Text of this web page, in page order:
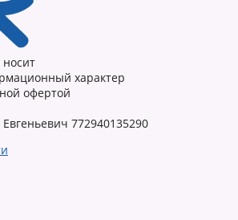
характер
офертой
772940135290